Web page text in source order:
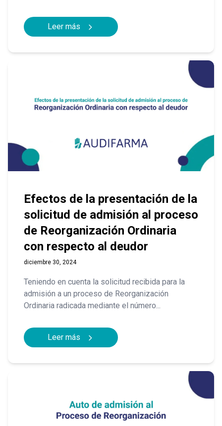
Leer más
Efectos de la presentación de la
solicitud de admisión al proceso
de Reorganización Ordinaria
con respecto al deudor
diciembre 30, 2024
Teniendo en cuenta la solicitud recibida para la
admisión a un proceso de Reorganización
Ordinaria radicada mediante el número...
Leer más